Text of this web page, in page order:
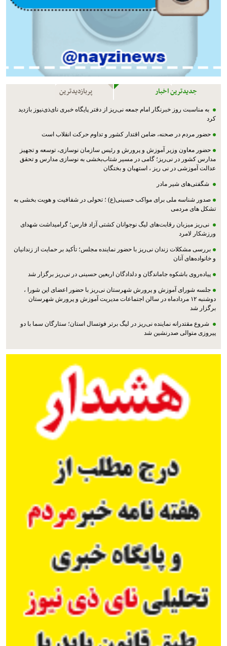
جدیدترین اخبار پربازدیدترین
به مناسبت روز خبرنگار امام جمعه نی‌ریز از دفتر پایگاه خبری نای‌ذی‌نیوز بازدید
کرد
حضور مردم در صحنه، ضامن اقتدار کشور و تداوم حرکت انقلاب است
حضور معاون وزیر آموزش و پرورش و رئیس سازمان نوسازی، توسعه و تجهیز
مدارس کشور در نی‌ریز؛ گامی در مسیر شتاب‌بخشی به نوسازی مدارس و تحقق
عدالت آموزشی در نی ریز ، استهبان و بختگان
شگفتی‌های شیر مادر
صدور شناسه ملی برای مواکب حسینی(ع) ؛ تحولی در شفافیت و هویت بخشی به
تشکل های مردمی
نی‌ریز میزبان رقابت‌های لیگ نوجوانان کشتی آزاد فارس؛ گرامیداشت شهدای
ورزشکار لامرد
بررسی مشکلات زندان نی‌ریز با حضور نماینده مجلس؛ تأکید بر حمایت از زندانیان
و خانواده‌های آنان
پیاده‌روی باشکوه جاماندگان و دلدادگان اربعین حسینی در نی‌ریز برگزار شد
جلسه شورای آموزش و پرورش شهرستان نی‌ریز با حضور اعضای این شورا ،
دوشنبه ۱۲ مردادماه در سالن اجتماعات مدیریت آموزش و پرورش شهرستان
برگزار شد
شروع مقتدرانه نماینده نی‌ریز در لیگ برتر فوتسال استان؛ ستارگان سما با دو
پیروزی متوالی صدرنشین شد